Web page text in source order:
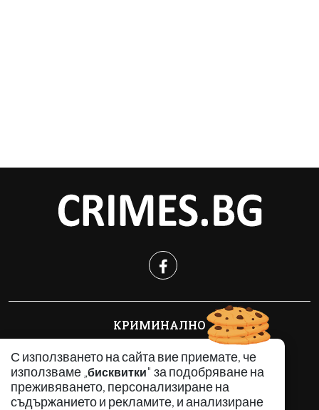
С използването на сайта вие приемате, че
използваме „бисквитки" за подобряване на
преживяването, персонализиране на
съдържанието и рекламите, и анализиране
КРИМИНАЛНО
ИНЦИДЕНТИ
АНАЛИЗИ
ПО СВЕТА
ВОДЕЩИ ТЕМИ